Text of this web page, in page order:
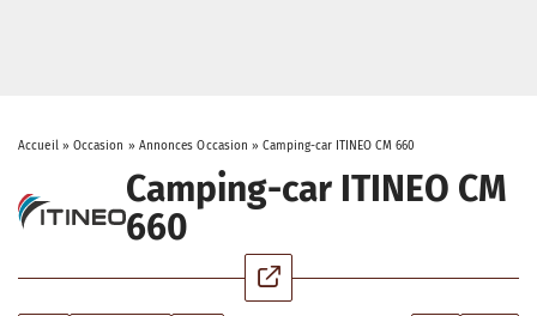
Accueil» Occasion » Annonces Occasion »Camping-car ITINEO CM 660
Camping-car ITINEO CM
660